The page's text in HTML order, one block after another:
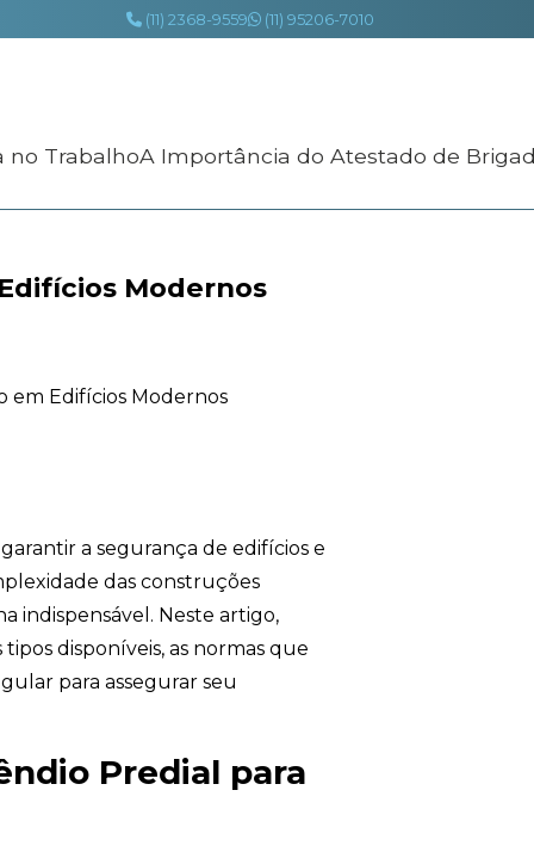
(11) 2368-9559 (11) 95206-7010
no Trabalho A Importância do Atestado de
Modernos
a segurança de edifícios e
das construções
indispensável. Neste artigo,
disponíveis, as normas que
para assegurar seu
Predial para